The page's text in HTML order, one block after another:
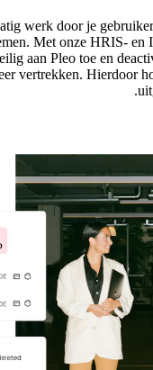
werk door je
Met onze HRIS- en
aan Pleo toe en
vertrekken. Hierdoor